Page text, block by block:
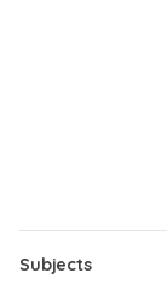
Subjects